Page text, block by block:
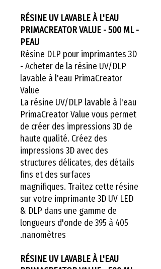
RÉSINE UV LAVABLE À L'EAU
PRIMACREATOR VALUE - 500 ML -
PEAU
Résine DLP pour imprimantes 3D
- Acheter de la résine UV/DLP
lavable à l'eau PrimaCreator
Value
La résine UV/DLP lavable à l'eau
PrimaCreator Value vous permet
de créer des impressions 3D de
haute qualité. Créez des
impressions 3D avec des
structures délicates, des détails
fins et des surfaces
magnifiques. Traitez cette résine
sur votre imprimante 3D UV LED
& DLP dans une gamme de
longueurs d'onde de 395 à 405
nanomètres.
RÉSINE UV LAVABLE À L'EAU